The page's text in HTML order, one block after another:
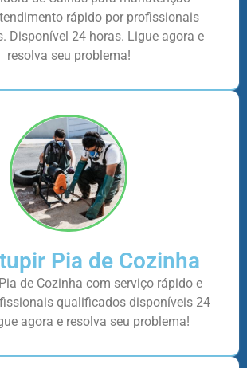
rápido por profissionais
Disponível 24 horas. Ligue agora e
resolva seu problema!
Pia de Cozinha
de Cozinha com serviço rápido e
qualificados disponíveis 24
agora e resolva seu problema!